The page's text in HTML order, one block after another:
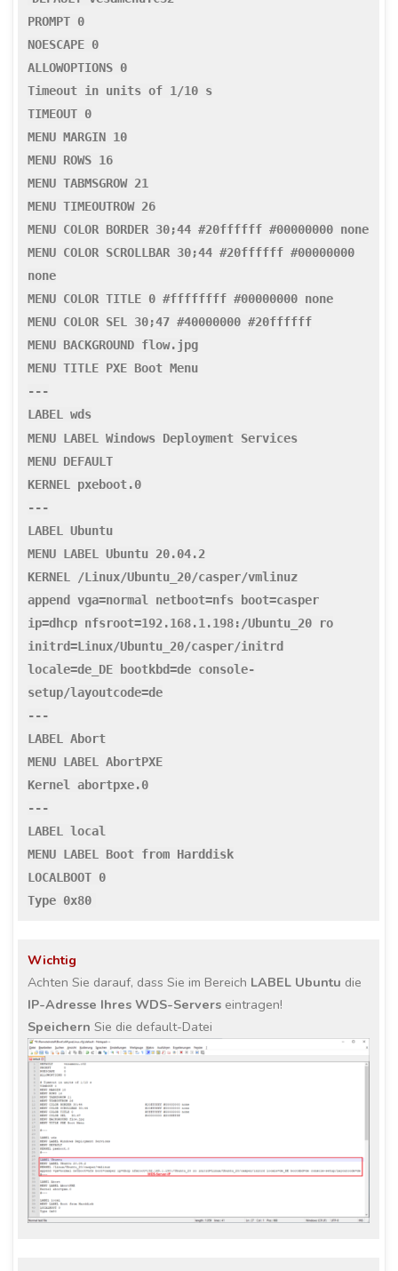
PROMPT 0
NOESCAPE 0
ALLOWOPTIONS 0
Timeout in units of 1/10 s
TIMEOUT 0
MENU MARGIN 10
MENU ROWS 16
MENU TABMSGROW 21
MENU TIMEOUTROW 26
MENU COLOR BORDER 30;44 #20ffffff #00000000 none
MENU COLOR SCROLLBAR 30;44 #20ffffff #00000000
none
MENU COLOR TITLE 0 #ffffffff #00000000 none
MENU COLOR SEL 30;47 #40000000 #20ffffff
MENU BACKGROUND flow.jpg
MENU TITLE PXE Boot Menu
---
LABEL wds
MENU LABEL Windows Deployment Services
MENU DEFAULT
KERNEL pxeboot.0
---
LABEL Ubuntu
MENU LABEL Ubuntu 20.04.2
KERNEL /Linux/Ubuntu_20/casper/vmlinuz
append vga=normal netboot=nfs boot=casper
ip=dhcp nfsroot=192.168.1.198:/Ubuntu_20 ro
initrd=Linux/Ubuntu_20/casper/initrd
locale=de_DE bootkbd=de console-
setup/layoutcode=de
---
LABEL Abort
MENU LABEL AbortPXE
Kernel abortpxe.0
---
LABEL local
MENU LABEL Boot from Harddisk
LOCALBOOT 0
Type 0x80
Wichtig
Achten Sie darauf, dass Sie im Bereich LABEL Ubuntu die
IP-Adresse Ihres WDS-Servers eintragen!
SpeichernSie die default-Datei